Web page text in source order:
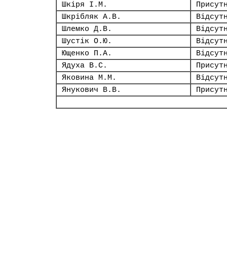
Шкіря І.М.
Шкрібляк А.В.
Шлемко Д.В.
Шустік О.Ю.
Ющенко П.А.
Ядуха В.С.
Яковина М.М.
Янукович В.В.